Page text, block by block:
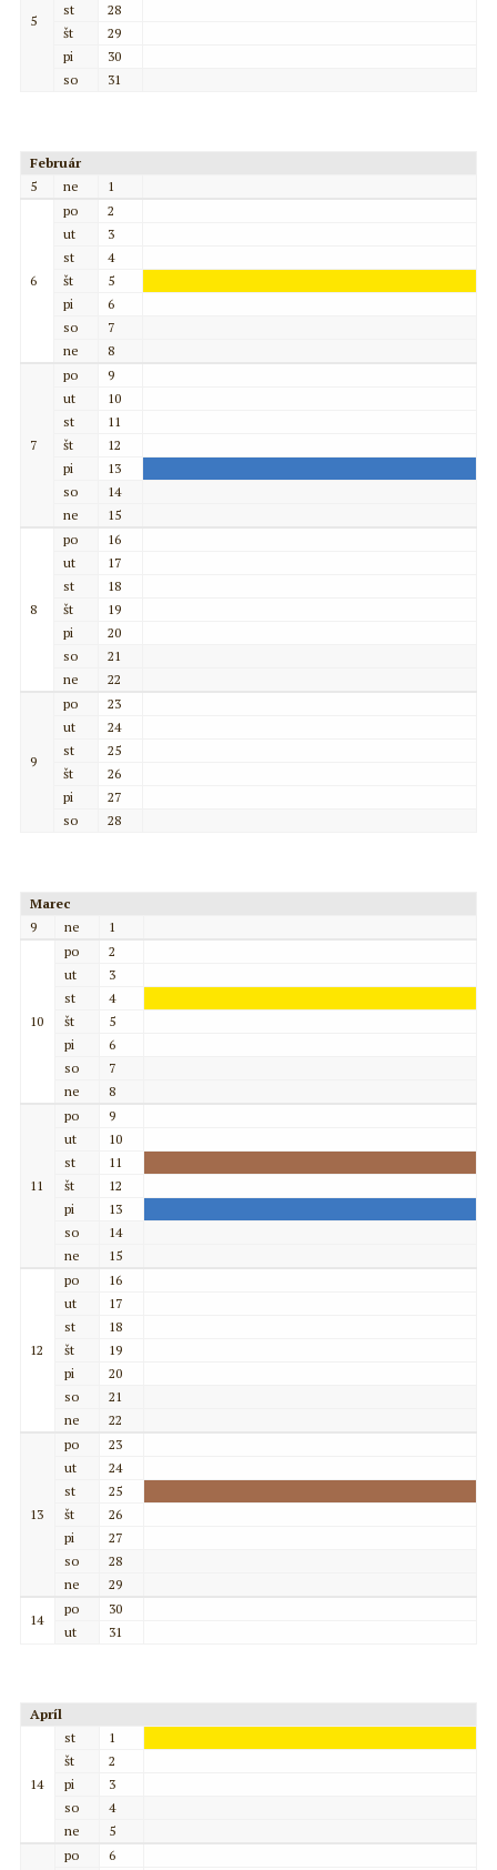
5
st
28
št
29
pi
30
so
31
Február
5
ne 1
6
po
2
ut
3
st
4
št
5
pi
6
so
7
ne
8
7
po
9
ut
10
st
11
št
12
pi
13
so
14
ne
15
8
po
16
ut
17
st
18
št
19
pi
20
so
21
ne
22
9
po
23
ut
24
st
25
št
26
pi
27
so
28
Marec
9
ne 1
10
po
2
ut
3
st
4
št
5
pi
6
so
7
ne
8
11
po
9
ut
10
st
11
št
12
pi
13
so
14
ne
15
12
po
16
ut
17
st
18
št
19
pi
20
so
21
ne
22
13
po
23
ut
24
st
25
št
26
pi
27
so
28
ne
29
14
po
30
ut
31
Apríl
14
st
1
št
2
pi
3
so
4
ne
5
po
6